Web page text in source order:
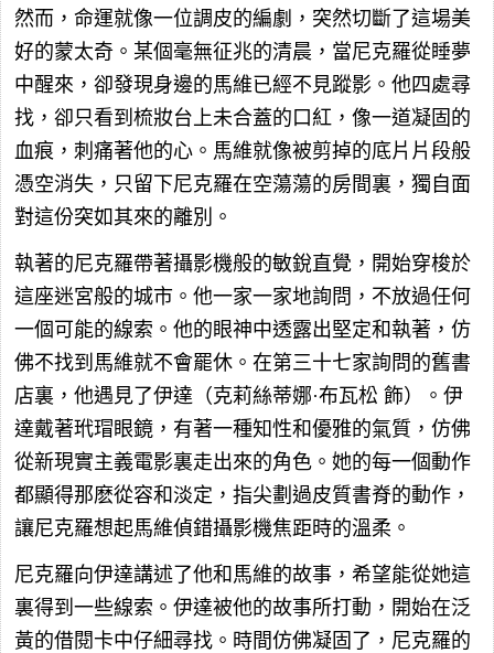
然而，命運就像一位調皮的編劇，突然切斷了這場美
好的蒙太奇。某個毫無征兆的清晨，當尼克羅從睡夢
中醒來，卻發現身邊的馬維已經不見蹤影。他四處尋
找，卻只看到梳妝台上未合蓋的口紅，像一道凝固的
血痕，刺痛著他的心。馬維就像被剪掉的底片片段般
憑空消失，只留下尼克羅在空蕩蕩的房間裏，獨自面
對這份突如其來的離別。
執著的尼克羅帶著攝影機般的敏銳直覺，開始穿梭於
這座迷宮般的城市。他一家一家地詢問，不放過任何
一個可能的線索。他的眼神中透露出堅定和執著，仿
佛不找到馬維就不會罷休。在第三十七家詢問的舊書
店裏，他遇見了伊達（克莉絲蒂娜·布瓦松 飾）。伊
達戴著玳瑁眼鏡，有著一種知性和優雅的氣質，仿佛
從新現實主義電影裏走出來的角色。她的每一個動作
都顯得那麽從容和淡定，指尖劃過皮質書脊的動作，
讓尼克羅想起馬維偵錯攝影機焦距時的溫柔。
尼克羅向伊達講述了他和馬維的故事，希望能從她這
裏得到一些線索。伊達被他的故事所打動，開始在泛
黃的借閱卡中仔細尋找。時間仿佛凝固了，尼克羅的